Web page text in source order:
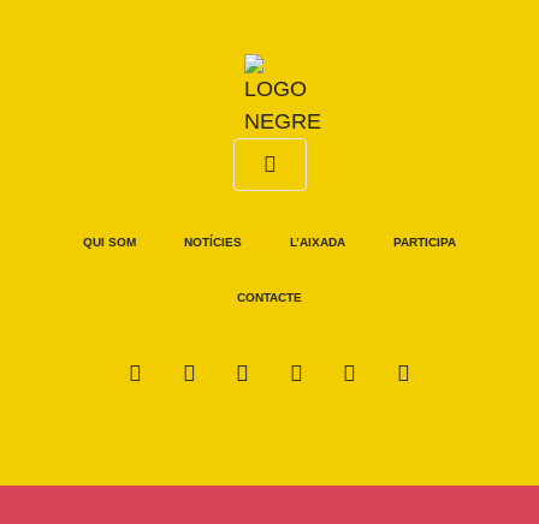
QUI SOM NOTÍCIES L’AIXADA PARTICIPA
CONTACTE